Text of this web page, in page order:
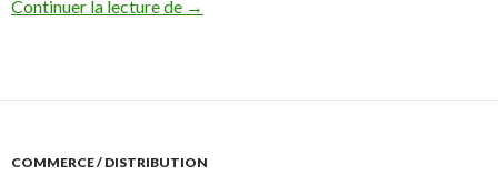
Continuer la lecture de CNIL – Traçage des internautes et
→
COMMERCE / DISTRIBUTION